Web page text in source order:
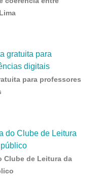
para professores
Clube de Leitura da